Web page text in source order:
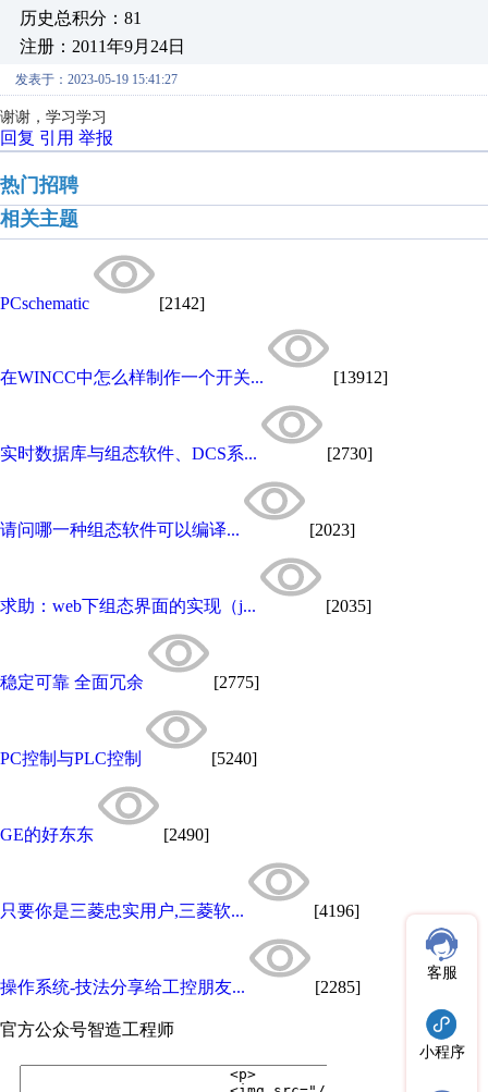
历史总积分：81
注册：2011年9月24日
发表于：2023-05-19 15:41:27
谢谢，学习学习
回复 引用 举报
热门招聘
相关主题
PCschematic [2142]
在WINCC中怎么样制作一个开关... [13912]
实时数据库与组态软件、DCS系... [2730]
请问哪一种组态软件可以编译... [2023]
求助：web下组态界面的实现（j... [2035]
稳定可靠 全面冗余 [2775]
PC控制与PLC控制 [5240]
GE的好东东 [2490]
只要你是三菱忠实用户,三菱软... [4196]
操作系统-技法分享给工控朋友... [2285]
官方公众号智造工程师
客服
小程序